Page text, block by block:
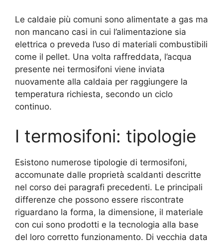
Le caldaie più comuni sono alimentate a gas ma
non mancano casi in cui l’alimentazione sia
elettrica o preveda l’uso di materiali combustibili
come il pellet. Una volta raffreddata, l’acqua
presente nei termosifoni viene inviata
nuovamente alla caldaia per raggiungere la
temperatura richiesta, secondo un ciclo
continuo.
I termosifoni: tipologie
Esistono numerose tipologie di termosifoni,
accomunate dalle proprietà scaldanti descritte
nel corso dei paragrafi precedenti. Le principali
differenze che possono essere riscontrate
riguardano la forma, la dimensione, il materiale
con cui sono prodotti e la tecnologia alla base
del loro corretto funzionamento. Di vecchia data